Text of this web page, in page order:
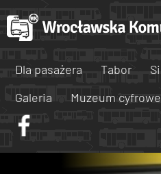
Dla pasażera Tabor
Galeria
Muzeum cyfrowe